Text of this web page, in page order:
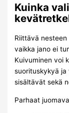
Kuinka
Riittävä
vaikka jano ei
Kuivuminen voi
suorituskykyä
sisältävät sekä
Parhaat